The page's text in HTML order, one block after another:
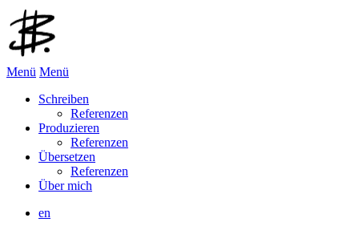
Menü Menü
Schreiben
Referenzen
Produzieren
Referenzen
Übersetzen
Referenzen
Über mich
en